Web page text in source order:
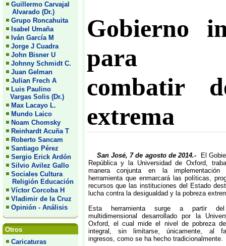
Guillermo Carvajal
Alvarado (Dr.)
Grupo Roncahuita
Isabel Umaña
Iván García M
Jorge J Cuadra
John Bisner U
Johnny Schmidt C.
Juan Gelman
Julian Frech A
Luis Paulino
Vargas Solis (Dr.)
Max Lacayo L.
Mundo Laico
Noam Chomsky
Reinhardt Acuña T
Roberto Sancam
Santiago Pérez
Sergio Erick Ardón
Silvio Avilez Gallo
Sociales Cultura
Religión Educación
Víctor Corcoba H
Vladimir de la Cruz
Opinión - Análisis
Otros
Caricaturas
Gobierno
para
combatir
extrema
San José, 7 de agosto de 2014.-
El
República y la Universidad de Oxford,
manera conjunta en la
herramienta que enmarcará las políticas,
recursos que las instituciones del Estado
lucha contra la desigualdad y la pobreza
Esta herramienta surge a partir
multidimensional desarrollado por la
Oxford, el cual mide el nivel de pobreza
integral, sin limitarse, únicamente, al
ingresos, como se ha hecho tradicionalmente.